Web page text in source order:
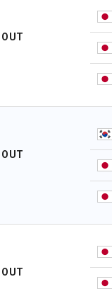
OUT
OUT
OUT